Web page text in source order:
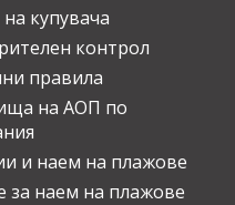
купувача
контрол
правила
на АОП по
и наем на плажове
за наем на плажове